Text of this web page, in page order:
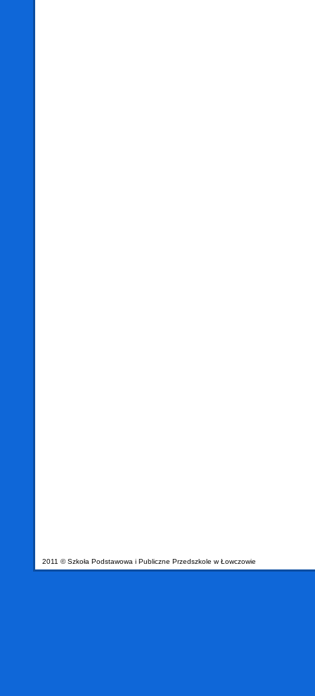
2011 © Szkoła Podstawowa i Publiczne Przedszkole w Łowczowie